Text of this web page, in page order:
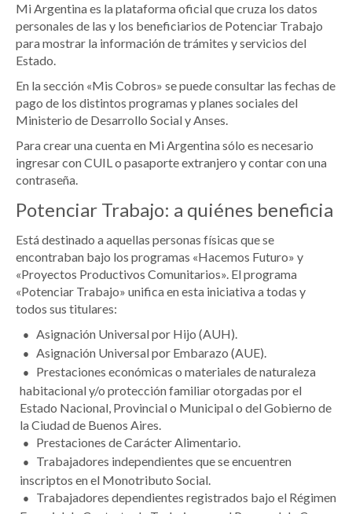
Mi Argentina es la plataforma oficial que cruza los datos
personales de las y los beneficiarios de Potenciar Trabajo
para mostrar la información de trámites y servicios del
Estado.
En la sección «Mis Cobros» se puede consultar las fechas de
pago de los distintos programas y planes sociales del
Ministerio de Desarrollo Social y Anses.
Para crear una cuenta en Mi Argentina sólo es necesario
ingresar con CUIL o pasaporte extranjero y contar con una
contraseña.
Potenciar Trabajo: a quiénes beneficia
Está destinado a aquellas personas físicas que se
encontraban bajo los programas «Hacemos Futuro» y
«Proyectos Productivos Comunitarios». El programa
«Potenciar Trabajo» unifica en esta iniciativa a todas y
todos sus titulares:
Asignación Universal por Hijo (AUH).
Asignación Universal por Embarazo (AUE).
Prestaciones económicas o materiales de naturaleza
habitacional y/o protección familiar otorgadas por el
Estado Nacional, Provincial o Municipal o del Gobierno de
la Ciudad de Buenos Aires.
Prestaciones de Carácter Alimentario.
Trabajadores independientes que se encuentren
inscriptos en el Monotributo Social.
Trabajadores dependientes registrados bajo el Régimen